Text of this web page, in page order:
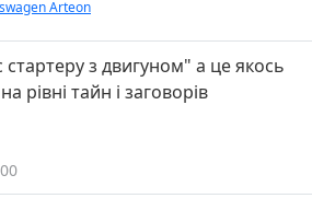
Arteon
з двигуном" а це якось
рівні тайн і заговорів